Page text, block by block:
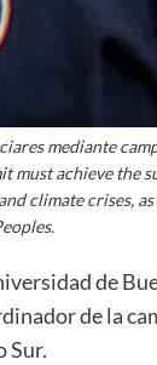
mediante
must achieve
climate crises,
de
de la
Sur.